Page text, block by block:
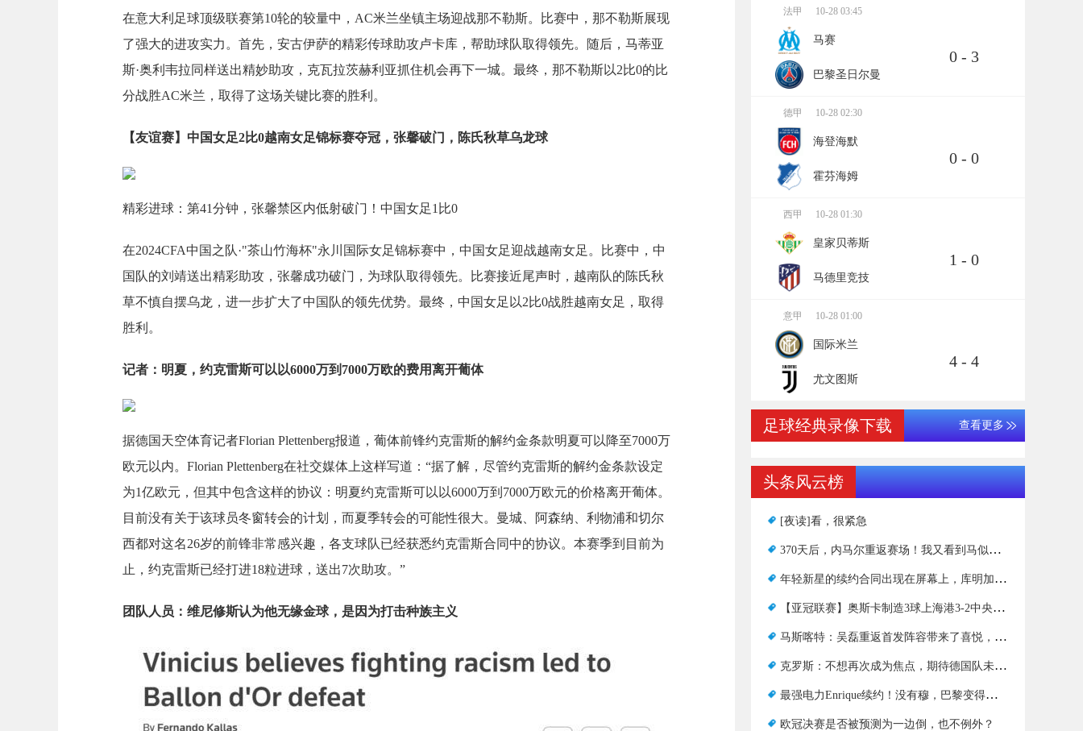
在意大利足球顶级联赛第10轮的较量中，AC米兰坐镇主场迎战那不勒斯。比赛中，那不勒斯展现
了强大的进攻实力。首先，安古伊萨的精彩传球助攻卢卡库，帮助球队取得领先。随后，马蒂亚
斯·奥利韦拉同样送出精妙助攻，克瓦拉茨赫利亚抓住机会再下一城。最终，那不勒斯以2比0的比
分战胜AC米兰，取得了这场关键比赛的胜利。
【友谊赛】中国女足2比0越南女足锦标赛夺冠，张馨破门，陈氏秋草乌龙球
精彩进球：第41分钟，张馨禁区内低射破门！中国女足1比0
在2024CFA中国之队·"茶山竹海杯"永川国际女足锦标赛中，中国女足迎战越南女足。比赛中，中
国队的刘靖送出精彩助攻，张馨成功破门，为球队取得领先。比赛接近尾声时，越南队的陈氏秋
草不慎自摆乌龙，进一步扩大了中国队的领先优势。最终，中国女足以2比0战胜越南女足，取得
胜利。
记者：明夏，约克雷斯可以以6000万到7000万欧的费用离开葡体
据德国天空体育记者Florian Plettenberg报道，葡体前锋约克雷斯的解约金条款明夏可以降至7000万
欧元以内。Florian Plettenberg在社交媒体上这样写道：“据了解，尽管约克雷斯的解约金条款设定
为1亿欧元，但其中包含这样的协议：明夏约克雷斯可以以6000万到7000万欧元的价格离开葡体。
目前没有关于该球员冬窗转会的计划，而夏季转会的可能性很大。曼城、阿森纳、利物浦和切尔
西都对这名26岁的前锋非常感兴趣，各支球队已经获悉约克雷斯合同中的协议。本赛季到目前为
止，约克雷斯已经打进18粒进球，送出7次助攻。”
团队人员：维尼修斯认为他无缘金球，是因为打击种族主义
法甲 10-28 03:45
马赛
巴黎圣日尔曼
0 - 3
德甲 10-28 02:30
海登海默
霍芬海姆
0 - 0
西甲 10-28 01:30
皇家贝蒂斯
马德里竞技
1 - 0
意甲 10-28 01:00
国际米兰
尤文图斯
4 - 4
足球经典录像下载 查看更多
头条风云榜
[夜读]看，很紧急
370天后，内马尔重返赛场！我又看到马似的经过了
年轻新星的续约合同出现在屏幕上，库明加与勇士队谈判破裂，成为落后者
【亚冠联赛】奥斯卡制造3球上海港3-2中央海岸水手队
马斯喀特：吴磊重返首发阵容带来了喜悦，也展示了强大的心态
克罗斯：不想再次成为焦点，期待德国队未来的表现
最强电力Enrique续约！没有穆，巴黎变得更加强大和顺从
欧冠决赛是否被预测为一边倒，也不例外？